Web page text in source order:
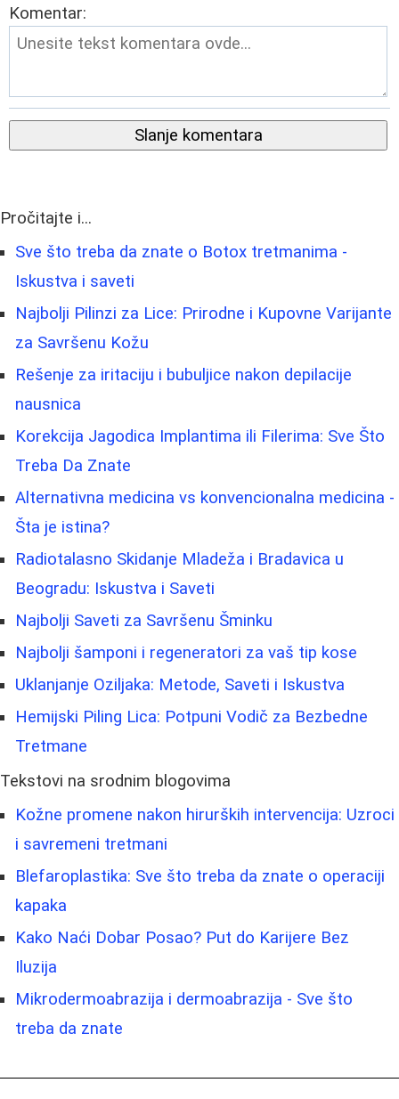
Komentar:
Slanje komentara
Pročitajte i...
Sve što treba da znate o Botox tretmanima -
Iskustva i saveti
Najbolji Pilinzi za Lice: Prirodne i Kupovne Varijante
za Savršenu Kožu
Rešenje za iritaciju i bubuljice nakon depilacije
nausnica
Korekcija Jagodica Implantima ili Filerima: Sve Što
Treba Da Znate
Alternativna medicina vs konvencionalna medicina -
Šta je istina?
Radiotalasno Skidanje Mladeža i Bradavica u
Beogradu: Iskustva i Saveti
Najbolji Saveti za Savršenu Šminku
Najbolji šamponi i regeneratori za vaš tip kose
Uklanjanje Oziljaka: Metode, Saveti i Iskustva
Hemijski Piling Lica: Potpuni Vodič za Bezbedne
Tretmane
Tekstovi na srodnim blogovima
Kožne promene nakon hirurških intervencija: Uzroci
i savremeni tretmani
Blefaroplastika: Sve što treba da znate o operaciji
kapaka
Kako Naći Dobar Posao? Put do Karijere Bez
Iluzija
Mikrodermoabrazija i dermoabrazija - Sve što
treba da znate